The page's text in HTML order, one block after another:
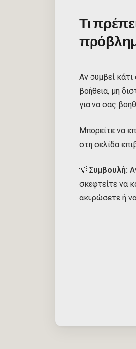
Τι
Αν συμβεί κάτι
βοήθεια, μη
για να σας
Μπορείτε να
στη σελίδα
💡 Συμβουλή:
σκεφτείτε να
ακυρώσετε ή